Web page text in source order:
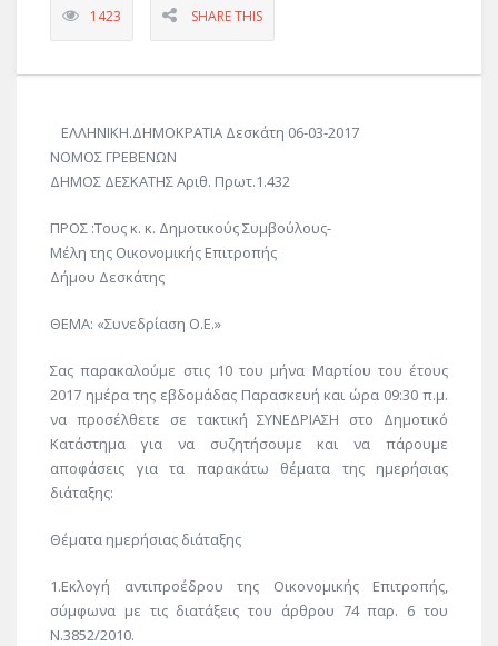
1423 SHARE THIS
ΕΛΛΗΝΙΚΗ.ΔΗΜΟΚΡΑΤΙΑ Δεσκάτη 06-03-2017
ΝΟΜΟΣ ΓΡΕΒΕΝΩΝ
ΔΗΜΟΣ ΔΕΣΚΑΤΗΣ Αριθ. Πρωτ.1.432
ΠΡΟΣ :Τους κ. κ. Δημοτικούς Συμβούλους-
Μέλη της Οικονομικής Επιτροπής
Δήμου Δεσκάτης
ΘΕΜΑ: «Συνεδρίαση Ο.Ε.»
Σας παρακαλούμε στις 10 του μήνα Μαρτίου του έτους
2017 ημέρα της εβδομάδας Παρασκευή και ώρα 09:30 π.μ.
να προσέλθετε σε τακτική ΣΥΝΕΔΡΙΑΣΗ στο Δημοτικό
Κατάστημα για να συζητήσουμε και να πάρουμε
αποφάσεις για τα παρακάτω θέματα της ημερήσιας
διάταξης:
Θέματα ημερήσιας διάταξης
1.Εκλογή αντιπροέδρου της Οικονομικής Επιτροπής,
σύμφωνα με τις διατάξεις του άρθρου 74 παρ. 6 του
Ν.3852/2010.